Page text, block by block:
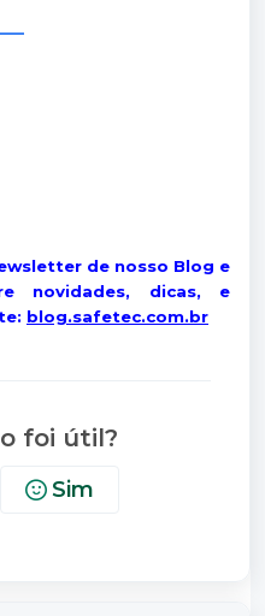
de nosso Blog e
novidades, dicas, e
blog.safetec.com.br
foi útil?
Sim